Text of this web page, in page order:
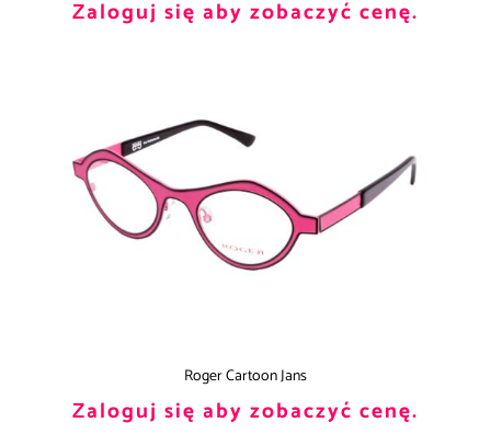
Zaloguj się aby zobaczyć cenę.
Roger Cartoon Jans
Zaloguj się aby zobaczyć cenę.